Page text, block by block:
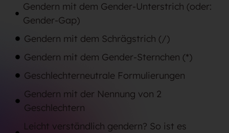
Gendern mit dem Gender-Unterstrich (oder:
Gender-Gap)
Gendern mit dem Schrägstrich (/)
Gendern mit dem Gender-Sternchen (*)
Geschlechterneutrale Formulierungen
Gendern mit der Nennung von 2
Geschlechtern
Leicht verständlich gendern? So ist es